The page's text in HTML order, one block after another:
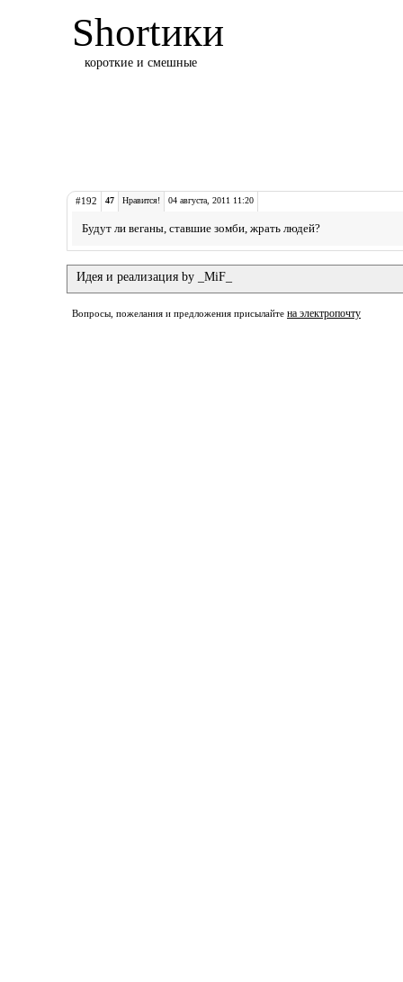
Shortики
короткие и смешные
#192 47 Нравится! 04 августа, 2011 11:20
Будут ли веганы, ставшие зомби, жрать людей?
Идея и реализация by _MiF_
Вопросы, пожелания и предложения присылайте на электропочту